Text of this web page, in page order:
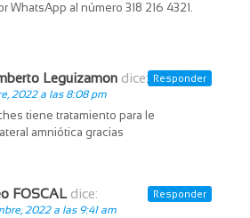
WhatsApp al número 318 216 4321.
Leguizamon dice:
2022 a las 8:08 pm
tiene tratamiento para le
amniótica gracias
Responder
FOSCAL dice:
2022 a las 9:41 am
Responder